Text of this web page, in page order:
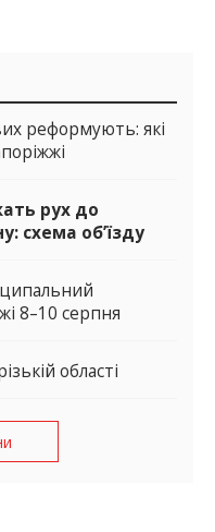
реформують: які
рух до
схема об’їзду
8–10 серпня
області